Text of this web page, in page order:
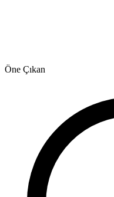
Öne Çıkan